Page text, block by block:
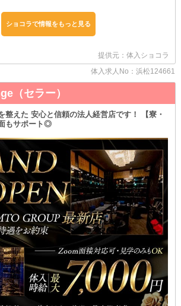
あるOLさん・主婦さんも、合間の時間で＋αの
各待遇をご用意！
メできます◎
えることなくそのままスタートできるので手間
ん・フリーターさん必見の待遇です！
ます✦
も、お店選びにはじっくり慎重になりたいも
入を《複数回》受け付けています◎
、納得いくまでしっかり確かめられるのが嬉し
とイメージと違うかも…”なんてギャップで悩
す♪
ショコラで情報をもっと見る
提供元：体入ショコラ
体入求人No：浜松124661
（セラー）
整えた 安心と信頼の法人経営店です！ 【寮・
もサポート◎